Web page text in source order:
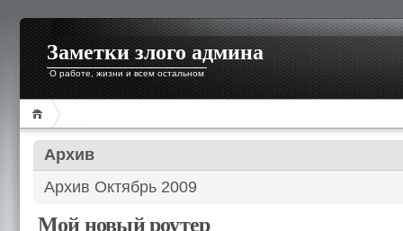
Заметки злого админа
О работе, жизни и всем остальном
Архив
Архив Октябрь 2009
Мой новый роутер